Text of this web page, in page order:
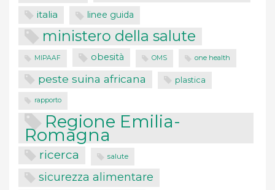
italia linee guida
ministero della salute
MIPAAF obesità OMS one health
peste suina africana plastica
rapporto
Regione Emilia-
Romagna
ricerca salute
sicurezza alimentare